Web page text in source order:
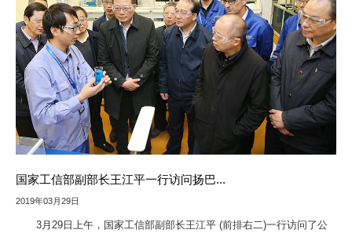
国家工信部副部长王江平一行访问扬巴...
2019年03月29日
3月29日上午，国家工信部副部长王江平 (前排右二)一行访问了公